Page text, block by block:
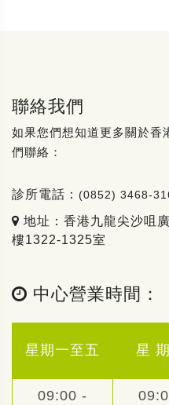
聯絡我們
如果您們想知道更多關於香
們聯絡：
診所電話： (0852) 3468-
地址：香港九龍尖沙咀
樓1322-1325室
中心營業時間：
星期一至五 星
09:00 -